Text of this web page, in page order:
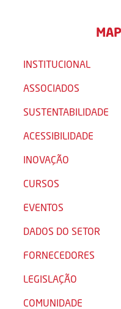
INSTITUCIONAL
ASSOCIADOS
SUSTENTABILIDADE
ACESSIBILIDADE
INOVAÇÃO
CURSOS
EVENTOS
DADOS DO SETOR
FORNECEDORES
LEGISLAÇÃO
COMUNIDADE